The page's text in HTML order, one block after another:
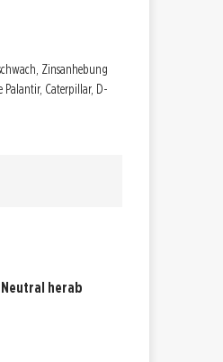
Zinsanhebung
Palantir, Caterpillar, D-
herab